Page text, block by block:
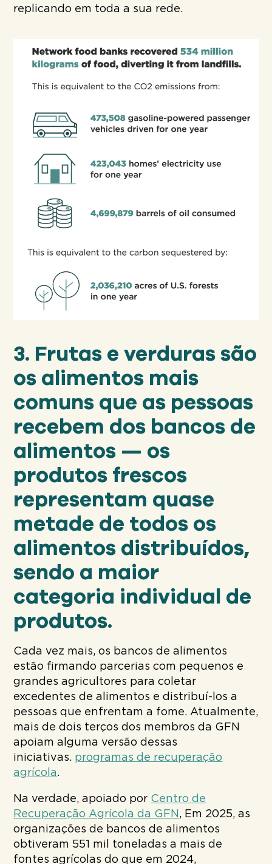
replicando em toda a sua rede.
3. Frutas e verduras são
os alimentos mais
comuns que as pessoas
recebem dos bancos de
alimentos — os
produtos frescos
representam quase
metade de todos os
alimentos distribuídos,
sendo a maior
categoria individual de
produtos.
Cada vez mais, os bancos de alimentos
estão firmando parcerias com pequenos e
grandes agricultores para coletar
excedentes de alimentos e distribuí-los a
pessoas que enfrentam a fome. Atualmente,
mais de dois terços dos membros da GFN
apoiam alguma versão dessas
iniciativas. programas de recuperação
agrícola.
Na verdade, apoiado por Centro de
Recuperação Agrícola da GFN , Em 2025, as
organizações de bancos de alimentos
obtiveram 551 mil toneladas a mais de
fontes agrícolas do que em 2024,